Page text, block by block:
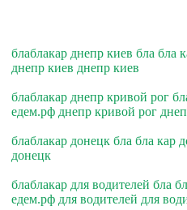
блаблакар днепр киев бла бла
днепр киев днепр киев
блаблакар днепр кривой рог
едем.рф днепр кривой рог
блаблакар донецк бла бла кар
донецк
блаблакар для водителей бла
едем.рф для водителей для